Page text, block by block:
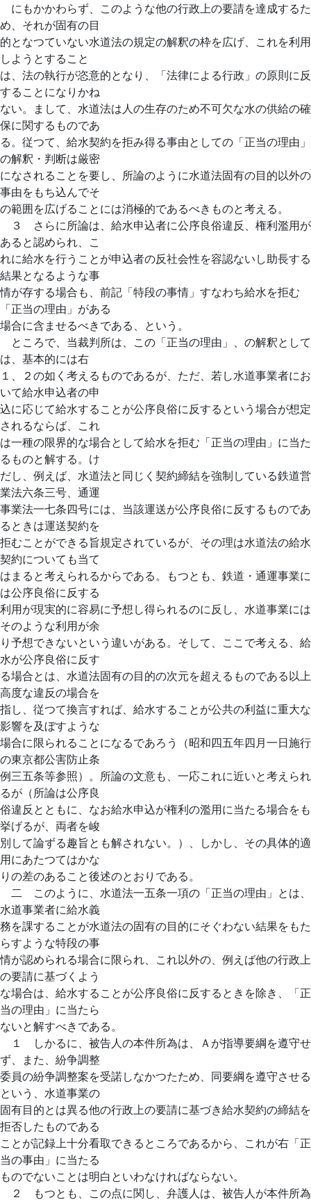
にもかかわらず、このような他の行政上の要請を達成するた
め、それが固有の目
的となつていない水道法の規定の解釈の枠を広げ、これを利用
しようとすること
は、法の執行が恣意的となり、「法律による行政」の原則に反
することになりかね
ない。まして、水道法は人の生存のため不可欠な水の供給の確
保に関するものであ
る。従つて、給水契約を拒み得る事由としての「正当の理由」
の解釈・判断は厳密
になされることを要し、所論のように水道法固有の目的以外の
事由をもち込んでそ
の範囲を広げることには消極的であるべきものと考える。
３ さらに所論は、給水申込者に公序良俗違反、権利濫用が
あると認められ、こ
れに給水を行うことが申込者の反社会性を容認ないし助長する
結果となるような事
情が存する場合も、前記「特段の事情」すなわち給水を拒む
「正当の理由」がある
場合に含ませるべきである、という。
ところで、当裁判所は、この「正当の理由」、の解釈として
は、基本的には右
１、２の如く考えるものであるが、ただ、若し水道事業者にお
いて給水申込者の申
込に応じて給水することが公序良俗に反するという場合が想定
されるならば、これ
は一種の限界的な場合として給水を拒む「正当の理由」に当た
るものと解する。け
だし、例えば、水道法と同じく契約締結を強制している鉄道営
業法六条三号、通運
事業法一七条四号には、当該運送が公序良俗に反するものであ
るときは運送契約を
拒むことができる旨規定されているが、その理は水道法の給水
契約についても当て
はまると考えられるからである。もつとも、鉄道・通運事業に
は公序良俗に反する
利用が現実的に容易に予想し得られるのに反し、水道事業には
そのような利用が余
り予想できないという違いがある。そして、ここで考える、給
水が公序良俗に反す
る場合とは、水道法固有の目的の次元を超えるものである以上
高度な違反の場合を
指し、従つて換言すれば、給水することが公共の利益に重大な
影響を及ぼすような
場合に限られることになるであろう（昭和四五年四月一日施行
の東京都公害防止条
例三五条等参照）。所論の文意も、一応これに近いと考えられ
るが（所論は公序良
俗違反とともに、なお給水申込が権利の濫用に当たる場合をも
挙げるが、両者を峻
別して論ずる趣旨とも解されない。）、しかし、その具体的適
用にあたつてはかな
りの差のあること後述のとおりである。
二 このように、水道法一五条一項の「正当の理由」とは、
水道事業者に給水義
務を課することが水道法の固有の目的にそぐわない結果をもた
らすような特段の事
情が認められる場合に限られ、これ以外の、例えば他の行政上
の要請に基づくよう
な場合は、給水することが公序良俗に反するときを除き、「正
当の理由」に当たら
ないと解すべきである。
１ しかるに、被告人の本件所為は、Ａが指導要綱を遵守せ
ず、また、紛争調整
委員の紛争調整案を受諾しなかつたため、同要綱を遵守させる
という、水道事業の
固有目的とは異る他の行政上の要請に基づき給水契約の締結を
拒否したものである
ことが記録上十分看取できるところであるから、これが右「正
当の事由」に当たる
ものでないことは明白といわなければならない。
２ もつとも、この点に関し、弁護人は、被告人が本件所為